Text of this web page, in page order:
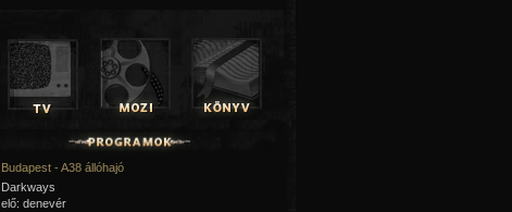
Budapest - A38 állóhajó
Darkways
elő: denevér